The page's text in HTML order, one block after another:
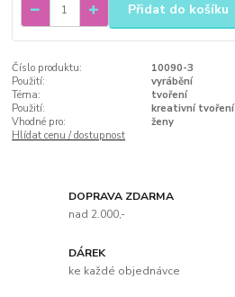
Přidat do košíku
Číslo produktu:
10090-3
Použití:
vyrábění
Téma:
tvoření
Použití:
kreativní tvoření
Vhodné pro:
ženy
Hlídat cenu / dostupnost
DOPRAVA ZDARMA
nad 2.000,-
DÁREK
ke každé objednávce